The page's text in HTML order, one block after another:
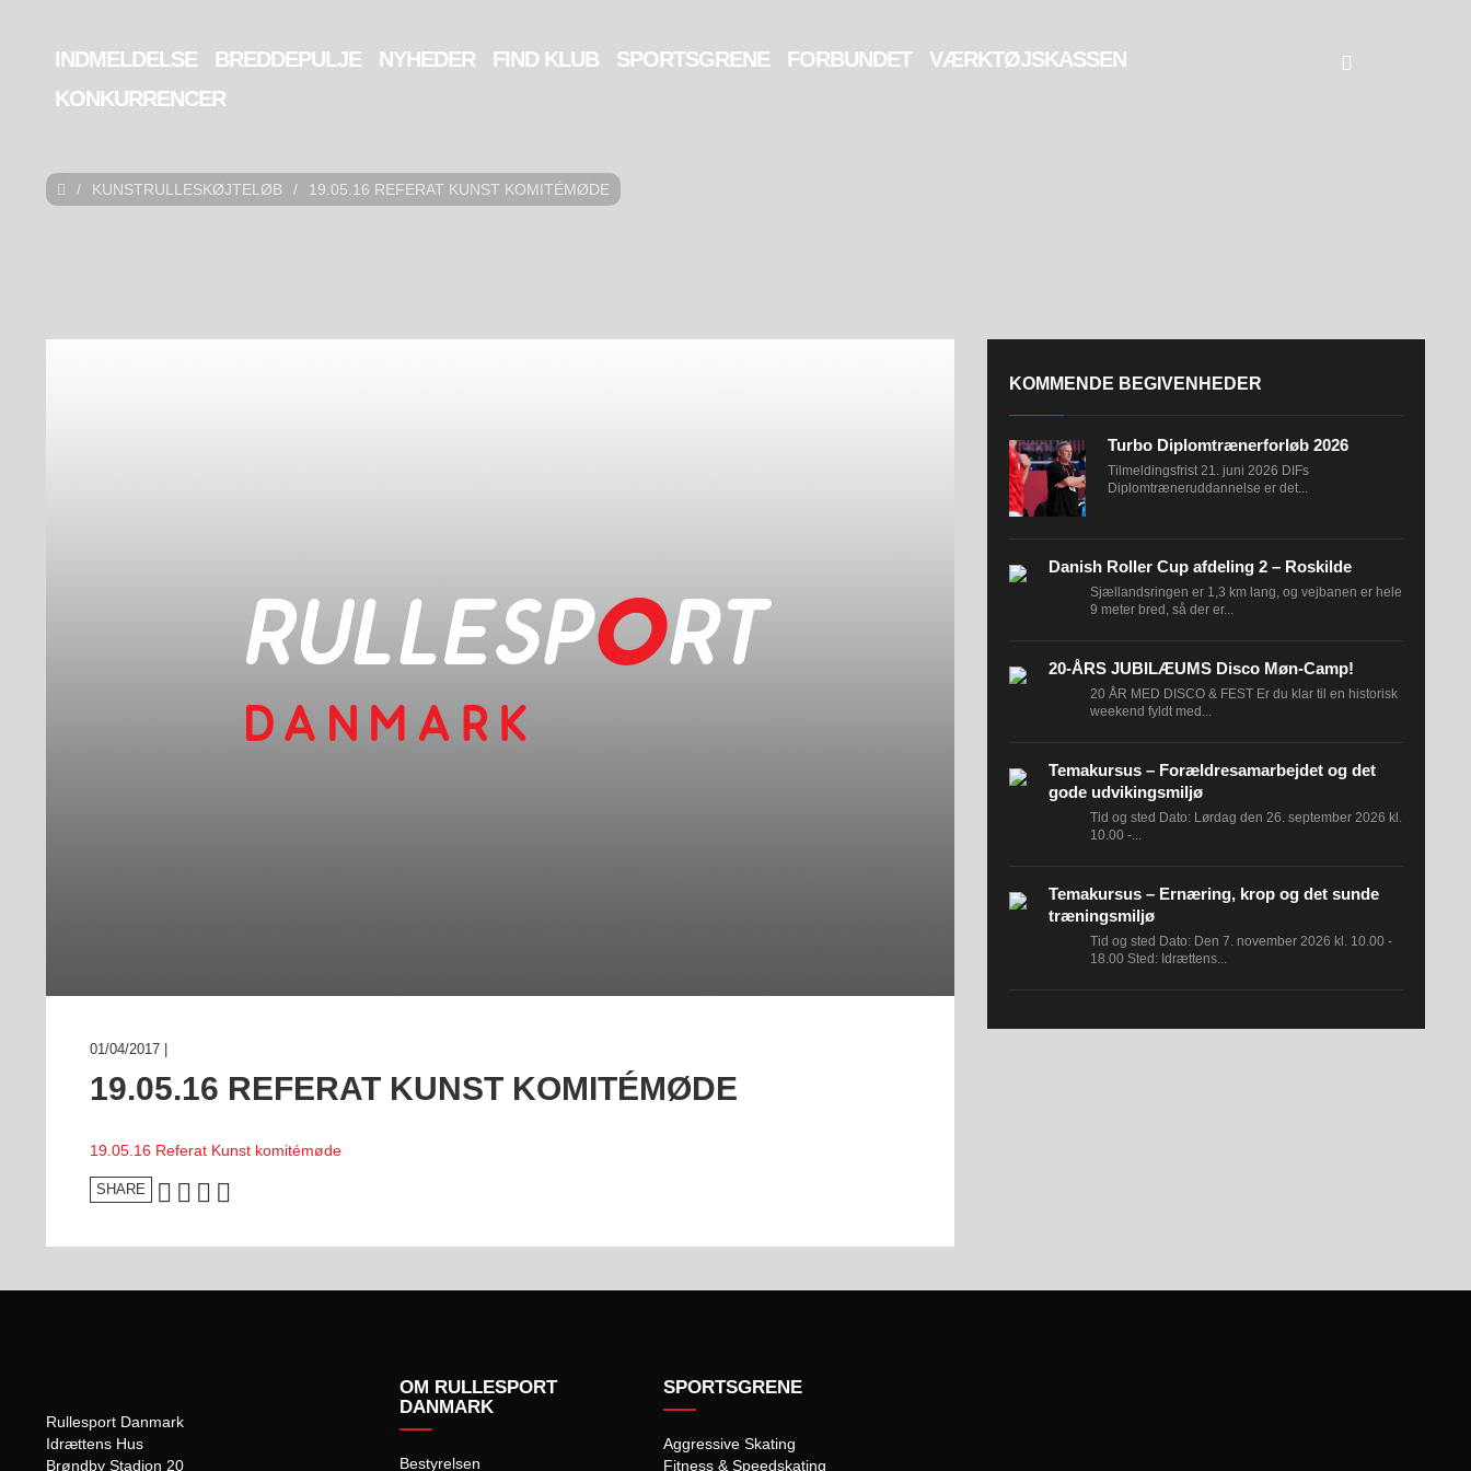
INDMELDELSE BREDDEPULJE NYHEDER FIND KLUB SPORTSGRENE FORBUNDET
VÆRKTØJSKASSEN
KONKURRENCER
/ KUNSTRULLESKØJTELØB / 19.05.16 REFERAT KUNST KOMITÉMØDE
01/04/2017 |
19.05.16 REFERAT KUNST KOMITÉMØDE
19.05.16 Referat Kunst komitémøde
SHARE
KOMMENDE BEGIVENHEDER
Turbo Diplomtrænerforløb 2026
Tilmeldingsfrist 21. juni 2026 DIFs
Diplomtræneruddannelse er det...
Danish Roller Cup afdeling 2 – Roskilde
Sjællandsringen er 1,3 km lang, og vejbanen er hele
9 meter bred, så der er...
20-ÅRS JUBILÆUMS Disco Møn-Camp!
20 ÅR MED DISCO & FEST Er du klar til en historisk
weekend fyldt med...
Temakursus – Forældresamarbejdet og det
gode udvikingsmiljø
Tid og sted Dato: Lørdag den 26. september 2026 kl.
10.00 -...
Temakursus – Ernæring, krop og det sunde
træningsmiljø
Tid og sted Dato: Den 7. november 2026 kl. 10.00 -
18.00 Sted: Idrættens...
Rullesport Danmark
Idrættens Hus
Brøndby Stadion 20
OM RULLESPORT
DANMARK
Bestyrelsen
SPORTSGRENE
Aggressive Skating
Fitness & Speedskating